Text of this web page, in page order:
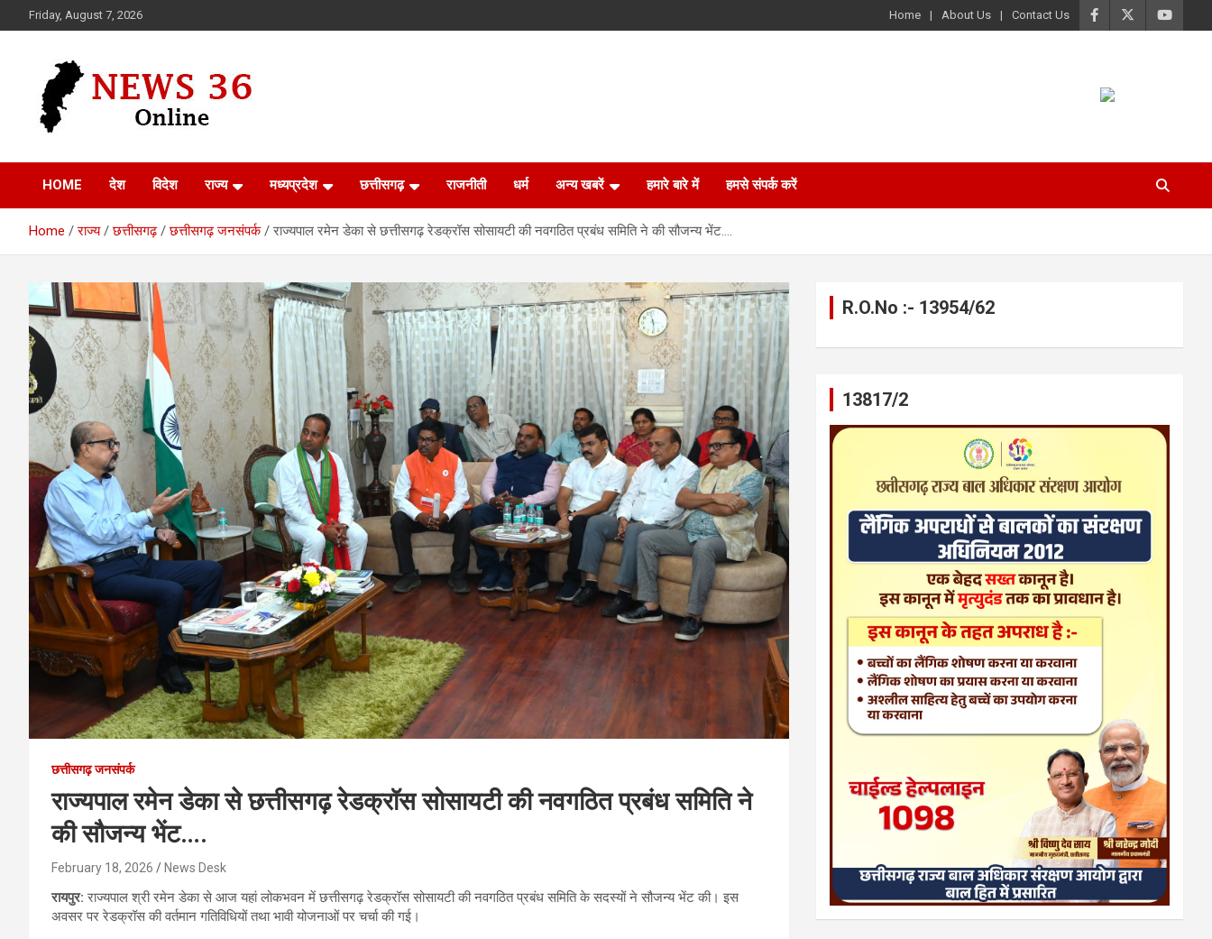
to
Friday, August 7, 2026 Home About Us Contact Us
News 36
HOME देश विदेश राज्य मध्यप्रदेश छत्तीसगढ़ राजनीती धर्म अन्य खबरें हमारे बारे में हमसे संपर्क करें
Home राज्य छत्तीसगढ़ छत्तीसगढ़ जनसंपर्क राज्यपाल रमेन डेका से छत्तीसगढ़ रेडक्रॉस सोसायटी की नवगठित प्रबंध समिति ने की सौजन्य भेंट….
छत्तीसगढ़ जनसंपर्क
राज्यपाल रमेन डेका से छत्तीसगढ़ रेडक्रॉस सोसायटी की नवगठित प्रबंध समिति ने
की सौजन्य भेंट….
February 18, 2026 News Desk
रायपुर:राज्यपाल श्री रमेन डेका से आज यहां लोकभवन में छत्तीसगढ़ रेडक्रॉस सोसायटी की नवगठित प्रबंध समिति के सदस्यों ने सौजन्य भेंट की। इस
अवसर पर रेडक्रॉस की वर्तमान गतिविधियों तथा भावी योजनाओं पर चर्चा की गई।
R.O.No :- 13954/62
13817/2